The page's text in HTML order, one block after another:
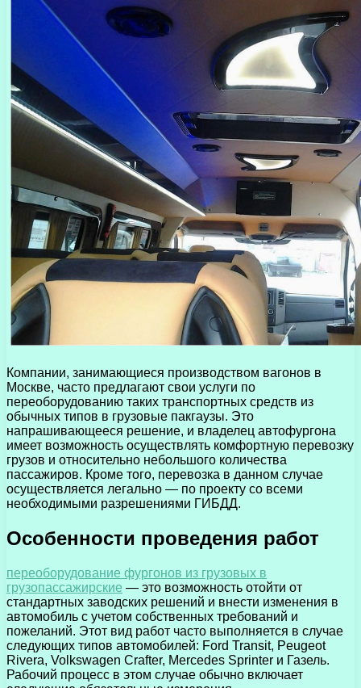
Компании, занимающиеся производством вагонов в
Москве, часто предлагают свои услуги по
переоборудованию таких транспортных средств из
обычных типов в грузовые пакгаузы. Это
напрашивающееся решение, и владелец автофургона
имеет возможность осуществлять комфортную перевозку
грузов и относительно небольшого количества
пассажиров. Кроме того, перевозка в данном случае
осуществляется легально — по проекту со всеми
необходимыми разрешениями ГИБДД.
Особенности проведения работ
переоборудование фургонов из грузовых в
грузопассажирские — это возможность отойти от
стандартных заводских решений и внести изменения в
автомобиль с учетом собственных требований и
пожеланий. Этот вид работ часто выполняется в случае
следующих типов автомобилей: Ford Transit, Peugeot
Rivera, Volkswagen Crafter, Mercedes Sprinter и Газель.
Рабочий процесс в этом случае обычно включает